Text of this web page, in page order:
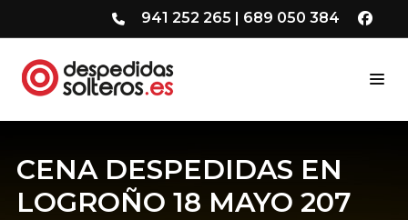
941 252 265 | 689 050 384
CENA DESPEDIDAS EN
LOGROÑO 18 MAYO 207